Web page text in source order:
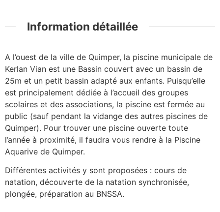
Information détaillée
A l’ouest de la ville de Quimper, la piscine municipale de
Kerlan Vian est une Bassin couvert avec un bassin de
25m et un petit bassin adapté aux enfants. Puisqu’elle
est principalement dédiée à l’accueil des groupes
scolaires et des associations, la piscine est fermée au
public (sauf pendant la vidange des autres piscines de
Quimper). Pour trouver une piscine ouverte toute
l’année à proximité, il faudra vous rendre à la Piscine
Aquarive de Quimper.
Différentes activités y sont proposées : cours de
natation, découverte de la natation synchronisée,
plongée, préparation au BNSSA.